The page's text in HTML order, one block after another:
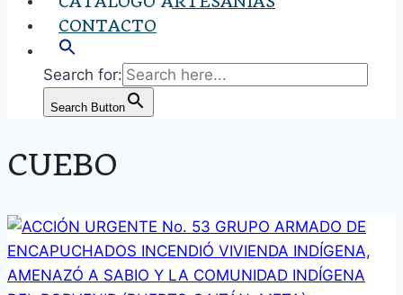
CONTACTO
Search for:
Search Button
CUEBO